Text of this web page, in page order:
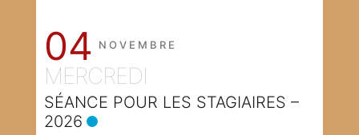
04 NOVEMBRE
MERCREDI
SÉANCE POUR LES STAGIAIRES –
2026